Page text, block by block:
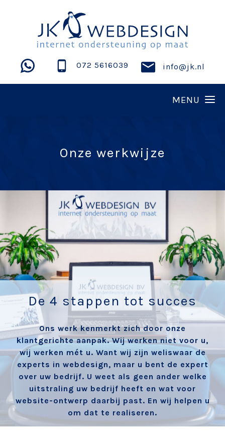
072 5616039 info@jk.nl
Onze werkwijze
De 4 stappen tot succes
Ons werk kenmerkt zich door onze
klantgerichte aanpak. Wij werken niet voor u,
wij werken mét u. Want wij zijn weliswaar de
experts in webdesign, maar u bent de expert
over uw bedrijf. U weet als geen ander welke
uitstraling uw bedrijf heeft en wat voor
website-ontwerp daarbij past. En wij helpen u
om dat te realiseren.